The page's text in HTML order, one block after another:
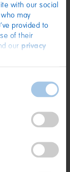
with our social
may
provided to
of their
our privacy
g
343 kcal